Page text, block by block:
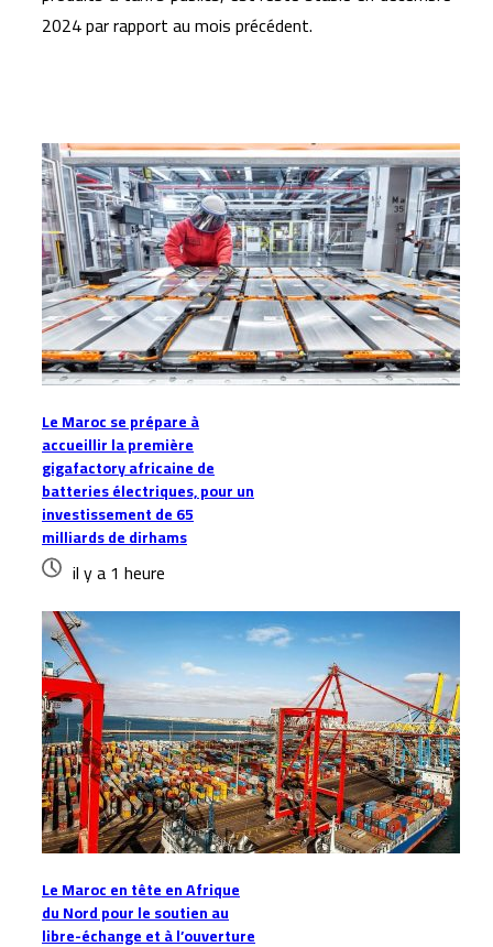
2024 par rapport au mois précédent.
Le Maroc se prépare à
accueillir la première
gigafactory africaine de
batteries électriques, pour un
investissement de 65
milliards de dirhams
il y a 1 heure
Le Maroc en tête en Afrique
du Nord pour le soutien au
libre-échange et à l’ouverture